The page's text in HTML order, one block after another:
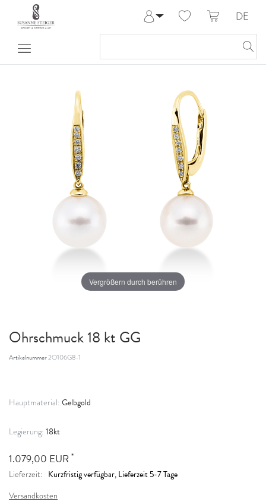
Anmelden
Meine Bestellungen
DE
Vergrößern durch berühren
Ohrschmuck 18 kt GG
Artikelnummer2O106G8-1
Hauptmaterial: Gelbgold
Legierung: 18kt
1.079,00 EUR *
Lieferzeit: Kurzfristig verfügbar, Lieferzeit 5-7 Tage
Versandkosten